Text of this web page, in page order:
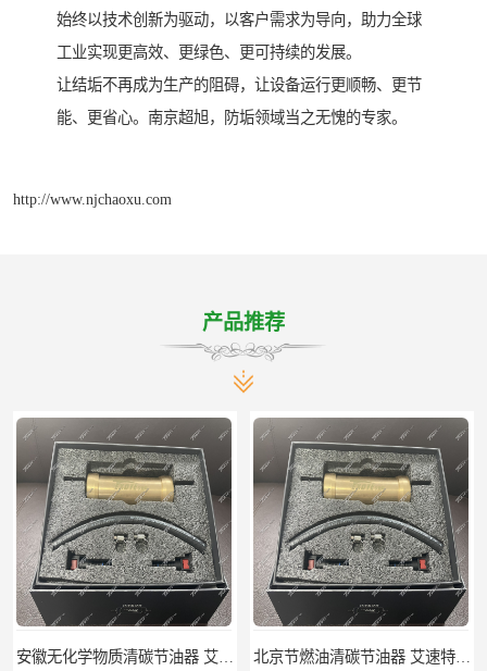
始终以技术创新为驱动，以客户需求为导向，助力全球
工业实现更高效、更绿色、更可持续的发展。
让结垢不再成为生产的阻碍，让设备运行更顺畅、更节
能、更省心。南京超旭，防垢领域当之无愧的专家。
http://www.njchaoxu.com
产品推荐